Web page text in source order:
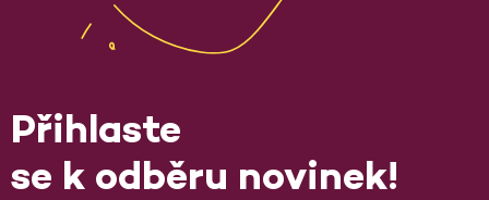
Přihlaste
se k odběru novinek!